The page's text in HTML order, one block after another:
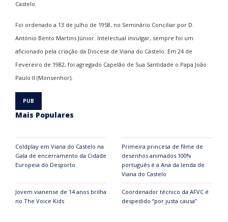
Castelo.
Foi ordenado a 13 de julho de 1958, no Seminário Conciliar por D.
António Bento Martins Júnior. Intelectual invulgar, sempre foi um
aficionado pela criação da Diocese de Viana do Castelo. Em 24 de
Fevereiro de 1982, foi agregado Capelão de Sua Santidade o Papa João
Paulo II (Monsenhor).
Mais Populares
Coldplay em Viana do Castelo na
Gala de encerramento da Cidade
Europeia do Desporto
Primeira princesa de filme de
desenhos animados 100%
português é a Ana da lenda de
Viana do Castelo
Jovem vianense de 14 anos brilha
no The Voice Kids
Coordenador técnico da AFVC é
despedido “por justa causa”